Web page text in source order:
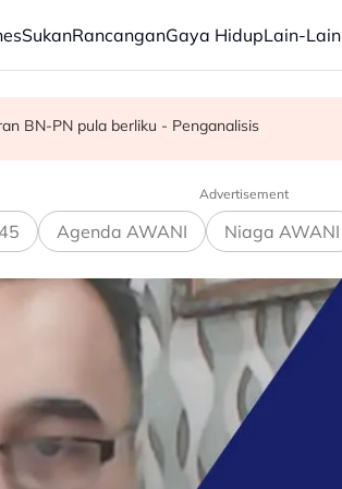
SukanRancanganGaya HidupLain-Lain
Negeri Sembilan
Malaysia Airlines
BN-PN pula berliku - Penganalisis
Advertisement
Agenda AWANI Niaga AWANI